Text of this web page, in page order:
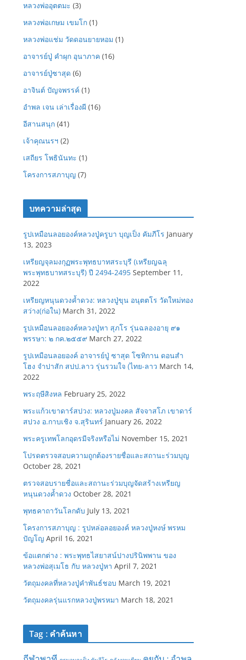
หลวงพ่ออุตตมะ (3)
หลวงพ่อเกษม เขมโก (1)
หลวงพ่อแช่ม วัดดอนยายหอม (1)
อาจารย์ปู่ คำผุก อุนาภาค (16)
อาจารย์ปู่ซาสุด (6)
อาจินต์ ปัญจพรรค์ (1)
อำพล เจน เล่าเรื่องผี (16)
อีสานสนุก (41)
เจ้าคุณนรฯ (2)
เสถียร โพธินันทะ (1)
โครงการสภาบุญ (7)
บทความล่าสุด
รูปเหมือนลอยองค์หลวงปู่ครูบา บุญเป็ง คัมภีโร January
13, 2023
เหรียญจุลมงกุฏพระพุทธบาทสระบุรี (เหรียญฉลุ
พระพุทธบาทสระบุรี) ปี 2494-2495 September 11,
2022
เหรียญหนุนดวงค้ำดวง: หลวงปู่ขุน อนุตตโร วัดใหม่ทอง
สว่าง(ก่อใน) March 31, 2022
รูปเหมือนลอยองค์หลวงปู่หา สุภโร รุ่นฉลองอายุ ๙๑
พรรษา: ๒ กค.๒๕๕๙ March 27, 2022
รูปเหมือนลอยองค์ อาจารย์ปู่ ซาสุด โซทิกาน ดอนสำ
โฮง จำปาสัก สปป.ลาว รุ่นรวมใจ (ไทย-ลาว March 14,
2022
พระฤษีสิงหล February 25, 2022
พระแก้วเขาดาร์สปวง: หลวงปู่มงคล สัจจาสโภ เขาดาร์
สปวง อ.กาบเชิง จ.สุรินทร์ January 26, 2022
พระครูเทพโลกอุดรมีจริงหรือไม่ November 15, 2021
โปรดตรวจสอบความถูกต้องรายชื่อและสถานะร่วมบุญ
October 28, 2021
ตรวจสอบรายชื่อและสถานะร่วมบุญจัดสร้างเหรียญ
หนุนดวงค้ำดวง October 28, 2021
พุทธคาถาวันโลกดับ July 13, 2021
โครงการสภาบุญ : รูปหล่อลอยองค์ หลวงปู่หงษ์ พรหม
ปัญโญ April 16, 2021
ข้อแตกต่าง : พระพุทธไสยาสน์ปางปรินิพพาน ของ
หลวงพ่อสุเมโธ กับ หลวงปู่หา April 7, 2021
วัตถุมงคลที่หลวงปู่คำพันธ์ชอบ March 19, 2021
วัตถุมงคลรุ่นแรกหลวงปู่พรหมา March 18, 2021
Tag : คำค้นหา